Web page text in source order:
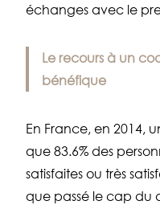
échanges avec le
Le recours à un
bénéfique
En France, en 2014,
que 83.6% des
satisfaites ou très
que passé le cap du